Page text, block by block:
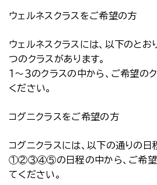
ウェルネスクラスをご希望の方
ウェルネスクラスには、以下のとお
つのクラスがあります。
１～３のクラスの中から、ご希望のク
ください。
コグニクラスをご希望の方
コグニクラスには、以下の通りの日
①②③④⑤の日程の中から、ご希望の
てください。